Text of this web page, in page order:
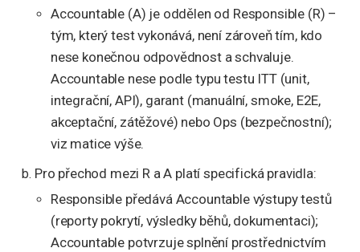
Accountable (A) je oddělen od Responsible (R) –
tým, který test vykonává, není zároveň tím, kdo
nese konečnou odpovědnost a schvaluje.
Accountable nese podle typu testu ITT (unit,
integrační, API), garant (manuální, smoke, E2E,
akceptační, zátěžové) nebo Ops (bezpečnostní);
viz matice výše.
Pro přechod mezi R a A platí specifická pravidla:
Responsible předává Accountable výstupy testů
(reporty pokrytí, výsledky běhů, dokumentaci);
Accountable potvrzuje splnění prostřednictvím